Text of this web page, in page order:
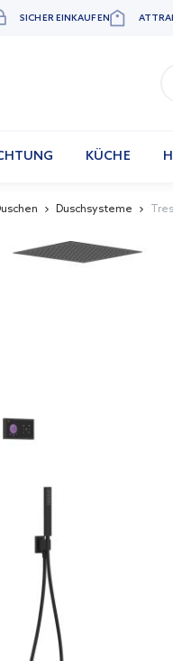
SICHER EINKAUFEN
KÜCHE
Duschsysteme